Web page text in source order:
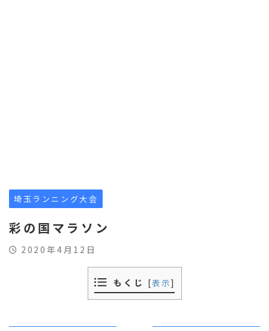
埼玉ランニング大会
彩の国マラソン
2020年4月12日
もくじ [表示]